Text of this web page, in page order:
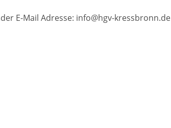
E-Mail Adresse: info@hgv-kressbronn.de